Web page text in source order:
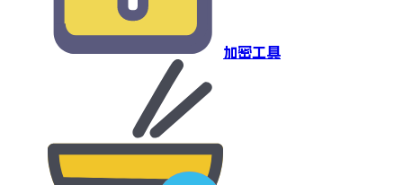
加密工具